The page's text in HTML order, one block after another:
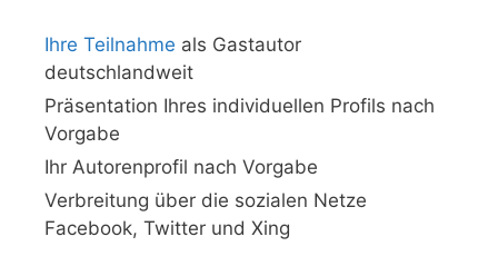
Ihre Teilnahme als Gastautor
deutschlandweit
Präsentation Ihres individuellen Profils nach
Vorgabe
Ihr Autorenprofil nach Vorgabe
Verbreitung über die sozialen Netze
Facebook, Twitter und Xing